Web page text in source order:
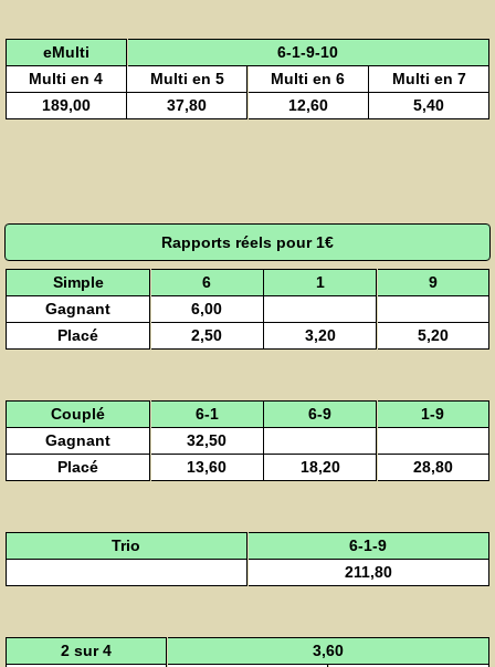
eMulti
6-1-9-10
Multi en 4
Multi en 5 Multi en 6
Multi en 7
189,00
37,80 12,60 5,40
Rapports réels pour 1€
Simple 6 1
9
Gagnant
6,00
Placé
2,50 3,20 5,20
Couplé 6-1 6-9
1-9
Gagnant
32,50
Placé
13,60 18,20 28,80
Trio
6-1-9
211,80
2 sur 4
3,60